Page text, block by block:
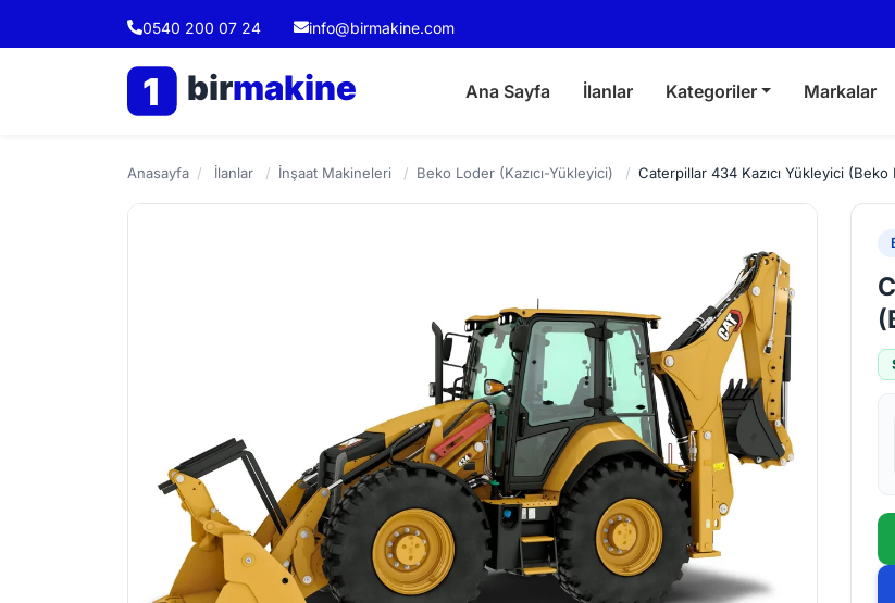
0540 200 07 24 info@birmakine.com
1 birmakine Ana Sayfa İlanlar Kategoriler Markalar
Anasayfa / İlanlar / İnşaat Makineleri / Beko Loder (Kazıcı-Yükleyici) / Caterpillar 434 Kazıcı Yükleyici (Beko